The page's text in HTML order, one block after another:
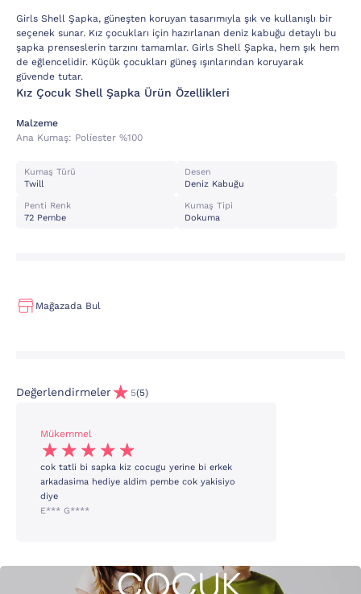
Girls Shell Şapka, güneşten koruyan tasarımıyla şık ve kullanışlı bir
seçenek sunar. Kız çocukları için hazırlanan deniz kabuğu detaylı bu
şapka prenseslerin tarzını tamamlar. Girls Shell Şapka, hem şık hem
de eğlencelidir. Küçük çocukları güneş ışınlarından koruyarak
güvende tutar.
Kız Çocuk Shell Şapka Ürün Özellikleri
Malzeme
Ana Kumaş: Poli̇ester %100
Kumaş Türü
Twill
Desen
Deniz Kabuğu
Penti Renk
72 Pembe
Kumaş Tipi
Dokuma
Mağazada Bul
Değerlendirmeler 5(5)
Mükemmel
cok tatli bi sapka kiz cocugu yerine bi erkek
arkadasima hediye aldim pembe cok yakisiyo
diye
E*** G****